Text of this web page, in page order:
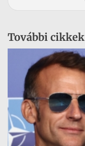
További cikkek